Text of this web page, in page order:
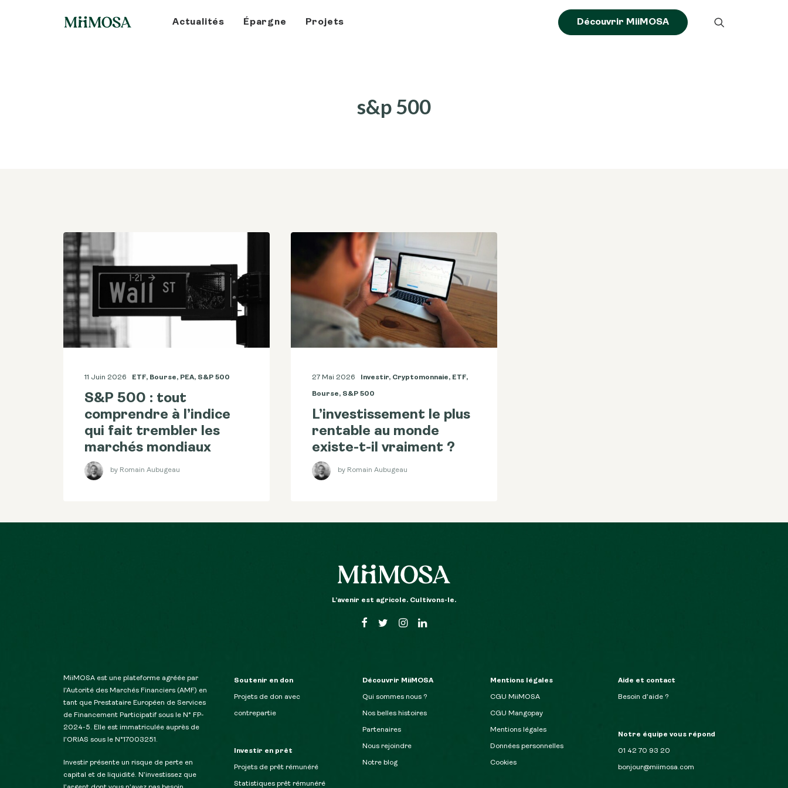
Actualités Épargne Projets Découvrir MiiMOSA
s&p 500
11 Juin 2026 ETF, Bourse, PEA, S&p 500
S&P 500 : tout
comprendre à l’indice
qui fait trembler les
marchés mondiaux
by Romain Aubugeau
27 Mai 2026 Investir, Cryptomonnaie, ETF,
Bourse, S&p 500
L’investissement le plus
rentable au monde
existe-t-il vraiment ?
by Romain Aubugeau
L’avenir est agricole. Cultivons-le.
MiiMOSA est une plateforme agréée par
l’Autorité des Marchés Financiers (AMF) en
tant que Prestataire Européen de Services
de Financement Participatif sous le N° FP-
2024-5. Elle est immatriculée auprès de
l’ORIAS sous le N°17003251.
Investir présente un risque de perte en
capital et de liquidité. N’investissez que
Soutenir en don
Projets de don avec
contrepartie
Investir en prêt
Projets de prêt rémunéré
Statistiques prêt rémunéré
Découvrir MiiMOSA
Qui sommes nous ?
Nos belles histoires
Partenaires
Nous rejoindre
Notre blog
Mentions légales
CGU MiiMOSA
CGU Mangopay
Mentions légales
Données personnelles
Cookies
Aide et contact
Besoin d’aide ?
Notre équipe vous répond
01 42 70 93 20
bonjour@miimosa.com